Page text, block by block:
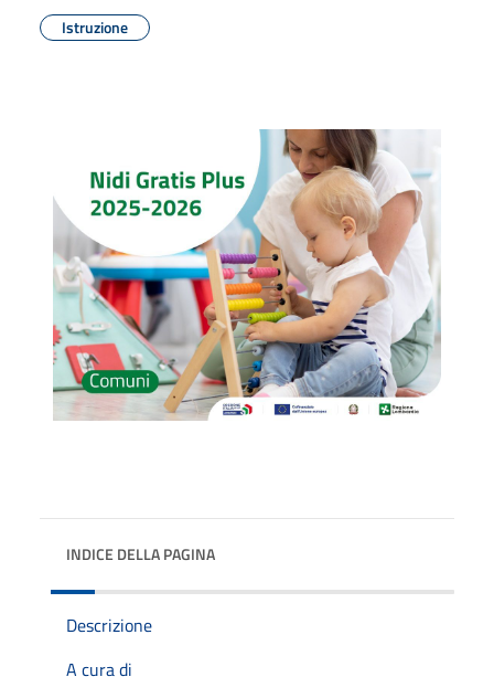
Istruzione
INDICE DELLA PAGINA
Descrizione
A cura di